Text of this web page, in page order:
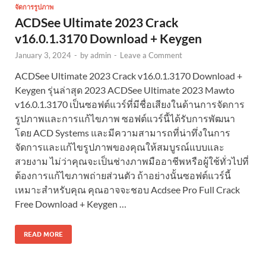
จัดการรูปภาพ
ACDSee Ultimate 2023 Crack
v16.0.1.3170 Download + Keygen
January 3, 2024 - byadmin - Leave a Comment
ACDSee Ultimate 2023 Crack v16.0.1.3170 Download +
Keygen รุ่นล่าสุด 2023 ACDSee Ultimate 2023 Mawto
v16.0.1.3170 เป็นซอฟต์แวร์ที่มีชื่อเสียงในด้านการจัดการ
รูปภาพและการแก้ไขภาพ ซอฟต์แวร์นี้ได้รับการพัฒนา
โดย ACD Systems และมีความสามารถที่น่าทึ่งในการ
จัดการและแก้ไขรูปภาพของคุณให้สมบูรณ์แบบและ
สวยงาม ไม่ว่าคุณจะเป็นช่างภาพมืออาชีพหรือผู้ใช้ทั่วไปที่
ต้องการแก้ไขภาพถ่ายส่วนตัว ถ้าอย่างนั้นซอฟต์แวร์นี้
เหมาะสำหรับคุณ คุณอาจจะชอบ Acdsee Pro Full Crack
Free Download + Keygen …
READ MORE